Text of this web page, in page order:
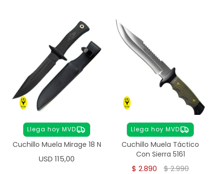
Llega hoy MVD
Cuchillo Muela Mirage 18 N
USD 115,00
Llega hoy MVD
Cuchillo Muela Táctico
Con Sierra 5161
$ 2.890 $2.990